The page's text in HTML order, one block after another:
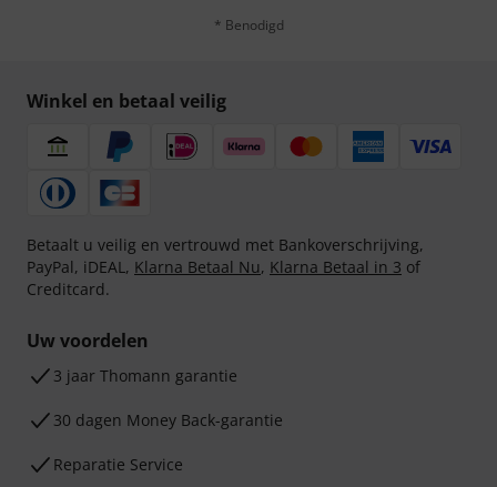
* Benodigd
Winkel en betaal veilig
Betaalt u veilig en vertrouwd met Bankoverschrijving,
PayPal, iDEAL, Klarna Betaal Nu, Klarna Betaal in 3 of
Creditcard.
Uw voordelen
3 jaar Thomann garantie
30 dagen Money Back-garantie
Reparatie Service